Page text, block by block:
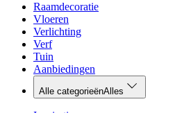
Raamdecoratie
Vloeren
Verlichting
Verf
Tuin
Aanbiedingen
Alle categorieënAlles